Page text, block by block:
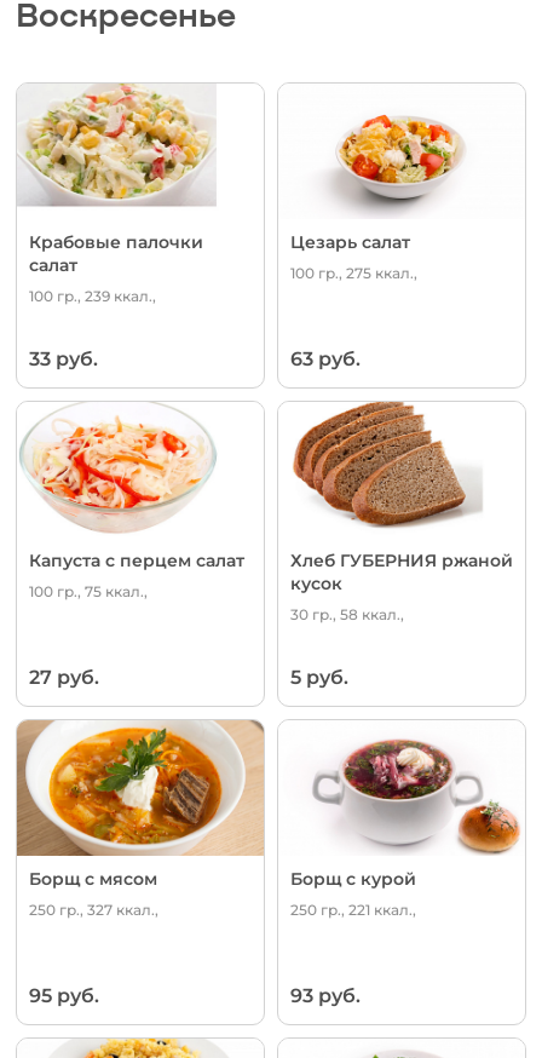
Воскресенье
Крабовые палочки
салат
100 гр., 239 ккал.,
33 руб.
Цезарь салат
100 гр., 275 ккал.,
63 руб.
Капуста с перцем салат
100 гр., 75 ккал.,
27 руб.
Хлеб ГУБЕРНИЯ ржаной
кусок
30 гр., 58 ккал.,
5 руб.
Борщ с мясом
250 гр., 327 ккал.,
95 руб.
Борщ с курой
250 гр., 221 ккал.,
93 руб.